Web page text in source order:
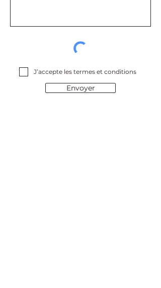
J’accepte les termes et conditions
Envoyer